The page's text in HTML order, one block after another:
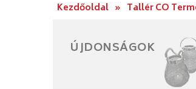
Kezdőoldal » Tallér CO
ÚJDONSÁGOK